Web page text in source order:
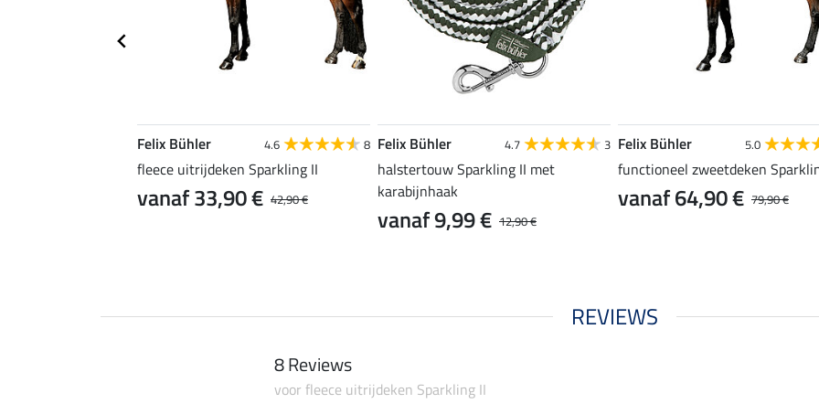
Felix Bühler 4.6 8
fleece uitrijdeken Sparkling II
42,90 €
vanaf 33,90 €
Felix Bühler 4.7 3
halstertouw Sparkling II met
karabijnhaak
12,90 €
vanaf 9,99 €
Felix Bühler 5.0
functioneel zweetdeken
79,90 €
vanaf 64,90 €
REVIEWS
8 Reviews
voor fleece uitrijdeken Sparkling II